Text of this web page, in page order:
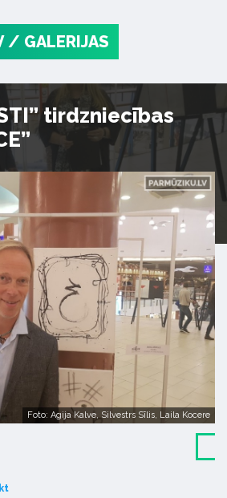
/ GALERIJAS
tirdzniecības
Foto: Agija Kalve, Silvestrs Sīlis, Laila Kocere